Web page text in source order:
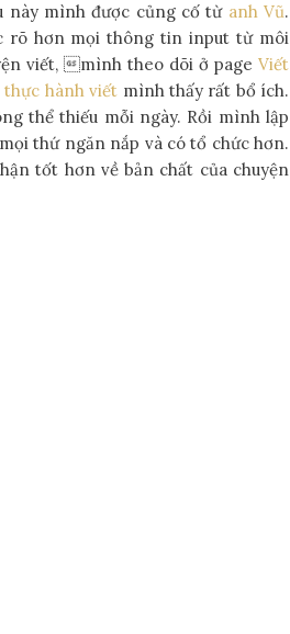
này mình được củng cố từ anh Vũ.
rõ hơn mọi thông tin input từ môi
viết, mình theo dõi ở page Viết
thực hành viết mình thấy rất bổ ích.
thể thiếu mỗi ngày. Rồi mình lập
thứ ngăn nắp và có tổ chức hơn.
tốt hơn về bản chất của chuyện